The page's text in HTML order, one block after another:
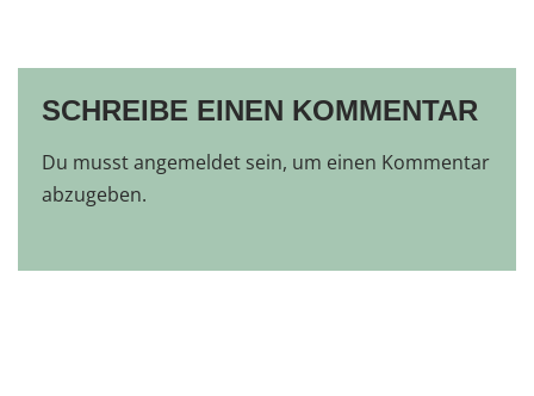
SCHREIBE EINEN KOMMENTAR
Du musstangemeldet sein, um einen Kommentar
abzugeben.